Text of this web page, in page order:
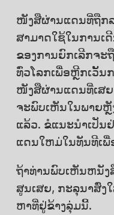
ໜັງສືຜ່ານແດນທີ່ຖືກ
ສາມາດໃຊ້ໃນການເ
ຂອງການຍົກເລີກຈະ
ທົ່ວໂລກເພື່ອຫຼີກເວັ້ນ
ໜັງສືຜ່ານແດນທີ່ເສຍ
ຈະພົບເຫັນໃນພາຍ
ແລ້ວ. ຂໍແນະນໍາເປັນ
ແດນໃຫມ່ໃນທັນທີເ
ຖ້າທ່ານພົບເຫັນຫນັ
ສູນເສຍ, ກະລຸນາສົ່ງ
ຫາທີ່ຢູ່ຂ້າງລຸ່ມນີ້.